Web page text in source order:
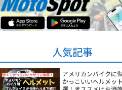
人気記事
アメリカンバイクに
かっこいいヘルメッ